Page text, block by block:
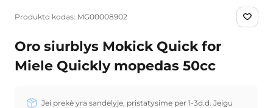
Produkto kodas: MG00008902
Oro siurblys Mokick Quick for
Miele Quickly mopedas 50cc
Jei prekė yra sandelyje, pristatysime per 1-3d.d. Jeigu